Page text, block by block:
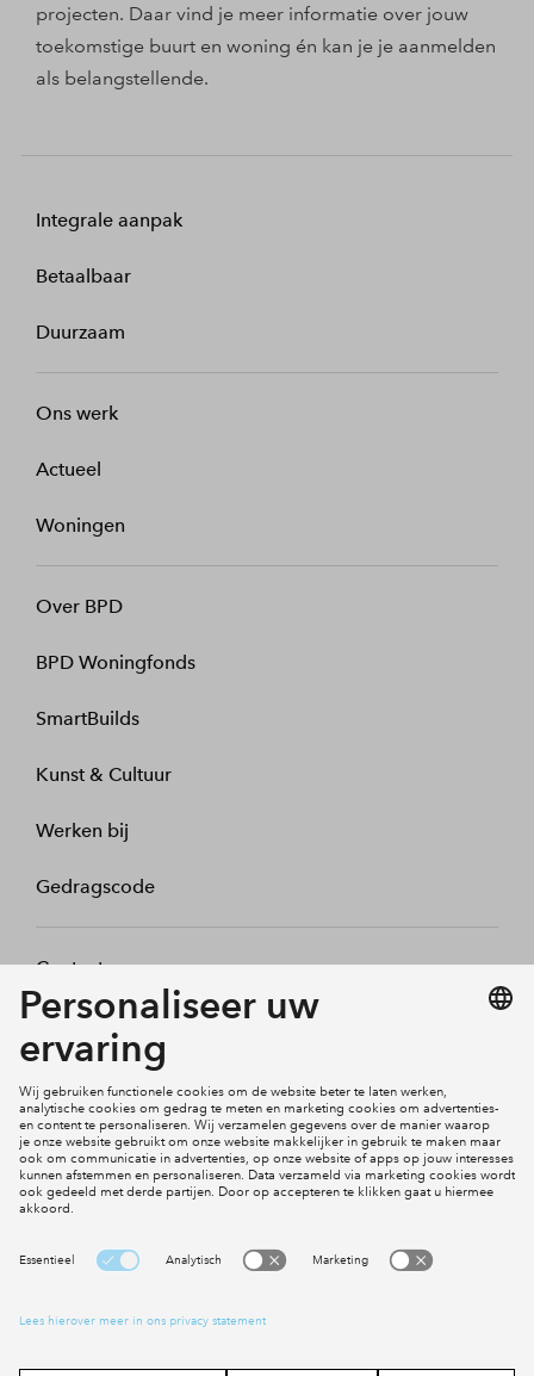
projecten. Daar vind je meer informatie over jouw
toekomstige buurt en woning én kan je je aanmelden
als belangstellende.
Integrale aanpak
Betaalbaar
Duurzaam
Ons werk
Actueel
Woningen
Over BPD
BPD Woningfonds
SmartBuilds
Kunst & Cultuur
Werken bij
Gedragscode
Contact
Mijn profiel
Social Media
Cookies